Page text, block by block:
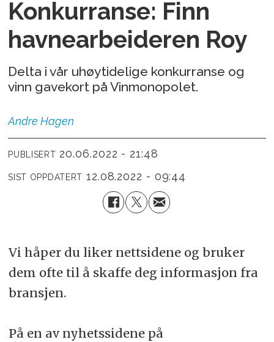
Konkurranse: Finn
havnearbeideren Roy
Delta i vår uhøytidelige konkurranse og
vinn gavekort på Vinmonopolet.
Andre Hagen
PUBLISERT 20.06.2022 - 21:48
SIST OPPDATERT 12.08.2022 - 09:44
Vi håper du liker nettsidene og bruker
dem ofte til å skaffe deg informasjon fra
bransjen.
På en av nyhetssidene på